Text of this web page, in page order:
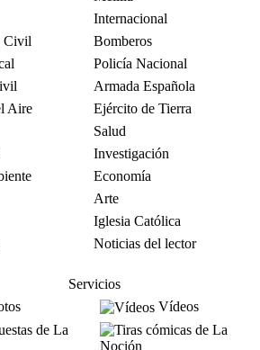
Internacional
Civil
Bomberos
Policía Nacional
Armada Española
Aire
Ejército de Tierra
Salud
Investigación
Economía
Arte
Iglesia Católica
Noticias del lector
Servicios
Vídeos